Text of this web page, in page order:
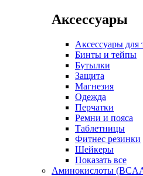
Аксессуары
Аксессуары для
Бинты и тейпы
Бутылки
Защита
Магнезия
Одежда
Перчатки
Ремни и пояса
Таблетницы
Фитнес резинки
Шейкеры
Показать все
Аминокислоты